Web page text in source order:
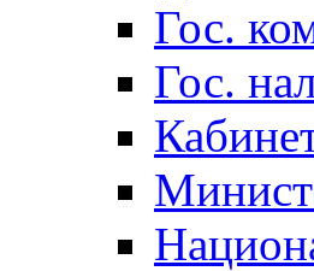
Гос.
Гос.